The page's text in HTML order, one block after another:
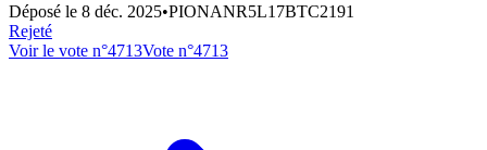
Déposé le 8 déc. 2025•PIONANR5L17BTC2191
Rejeté
Voir le vote n°4713Vote n°4713